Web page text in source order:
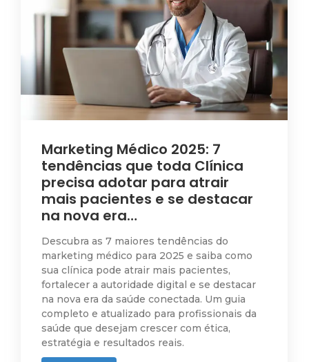
Marketing Médico 2025: 7
tendências que toda Clínica
precisa adotar para atrair
mais pacientes e se destacar
na nova era…
Descubra as 7 maiores tendências do
marketing médico para 2025 e saiba como
sua clínica pode atrair mais pacientes,
fortalecer a autoridade digital e se destacar
na nova era da saúde conectada. Um guia
completo e atualizado para profissionais da
saúde que desejam crescer com ética,
estratégia e resultados reais.